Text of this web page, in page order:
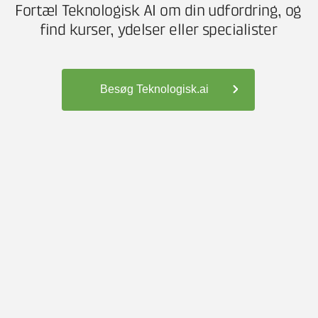
Rejseplanen
Fortæl Teknologisk AI om din udfordring, og
find kurser, ydelser eller specialister
Besøg Teknologisk.ai